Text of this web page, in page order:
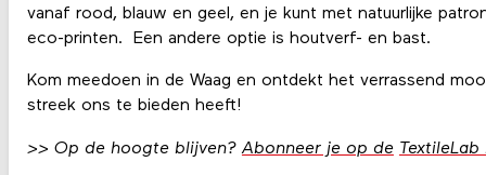
vanaf rood, blauw en geel, en je kunt met natuurlijke
eco-printen. Een andere optie is houtverf- en bast.
Kom meedoen in de Waag en ontdekt het verrassend
streek ons te bieden heeft!
>> Op de hoogte blijven?Abonneer je op de